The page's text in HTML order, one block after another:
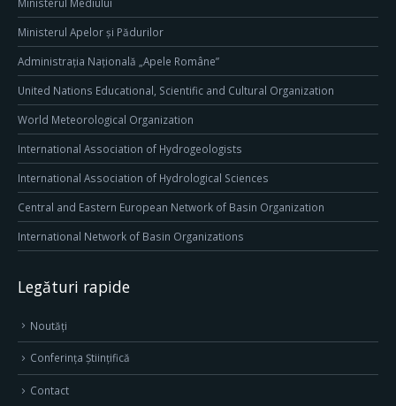
Ministerul Mediului
Ministerul Apelor și Pădurilor
Administrația Națională „Apele Române”
United Nations Educational, Scientific and Cultural Organization
World Meteorological Organization
International Association of Hydrogeologists
International Association of Hydrological Sciences
Central and Eastern European Network of Basin Organization
International Network of Basin Organizations
Legături rapide
Noutăți
Conferința Științifică
Contact